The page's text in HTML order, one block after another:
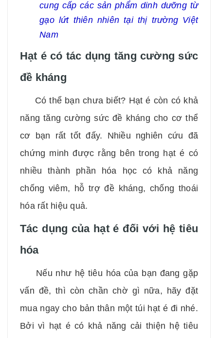
cung cấp các sản phẩm dinh dưỡng từ
gạo lứt thiên nhiên tại thị trường Việt
Nam
Hạt é có tác dụng tăng cường sức
đề kháng
Có thể bạn chưa biết? Hạt é còn có khả
năng tăng cường sức đề kháng cho cơ thể
cơ bạn rất tốt đấy. Nhiều nghiên cứu đã
chứng minh được rằng bên trong hạt é có
nhiều thành phần hóa học có khả năng
chống viêm, hỗ trợ đề kháng, chống thoái
hóa rất hiệu quả.
Tác dụng của hạt é đối với hệ tiêu
hóa
Nếu như hệ tiêu hóa của bạn đang gặp
vấn đề, thì còn chần chờ gì nữa, hãy đặt
mua ngay cho bản thân một túi hạt é đi nhé.
Bởi vì hạt é có khả năng cải thiện hệ tiêu